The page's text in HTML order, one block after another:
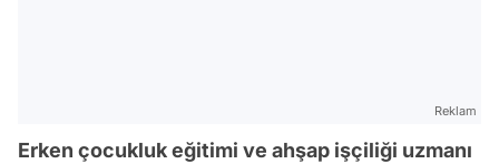
Reklam
Erken çocukluk eğitimi ve ahşap işçiliği uzmanı